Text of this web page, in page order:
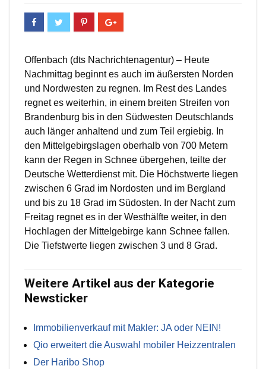
Offenbach (dts Nachrichtenagentur) – Heute
Nachmittag beginnt es auch im äußersten Norden
und Nordwesten zu regnen. Im Rest des Landes
regnet es weiterhin, in einem breiten Streifen von
Brandenburg bis in den Südwesten Deutschlands
auch länger anhaltend und zum Teil ergiebig. In
den Mittelgebirgslagen oberhalb von 700 Metern
kann der Regen in Schnee übergehen, teilte der
Deutsche Wetterdienst mit. Die Höchstwerte liegen
zwischen 6 Grad im Nordosten und im Bergland
und bis zu 18 Grad im Südosten. In der Nacht zum
Freitag regnet es in der Westhälfte weiter, in den
Hochlagen der Mittelgebirge kann Schnee fallen.
Die Tiefstwerte liegen zwischen 3 und 8 Grad.
Weitere Artikel aus der Kategorie
Newsticker
Immobilienverkauf mit Makler: JA oder NEIN!
Qio erweitert die Auswahl mobiler Heizzentralen
Der Haribo Shop